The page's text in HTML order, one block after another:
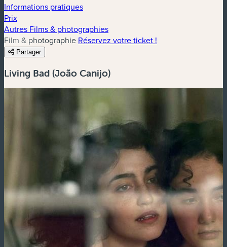
Informations pratiques
Prix
Autres Films & photographies
Film & photographie Réservez votre ticket !
Partager
Living Bad (João Canijo)